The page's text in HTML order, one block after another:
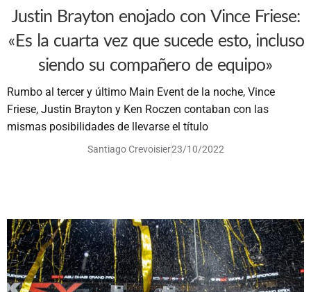
Justin Brayton enojado con Vince Friese:
«Es la cuarta vez que sucede esto, incluso
siendo su compañero de equipo»
Rumbo al tercer y último Main Event de la noche, Vince
Friese, Justin Brayton y Ken Roczen contaban con las
mismas posibilidades de llevarse el título
Santiago Crevoisier23/10/2022